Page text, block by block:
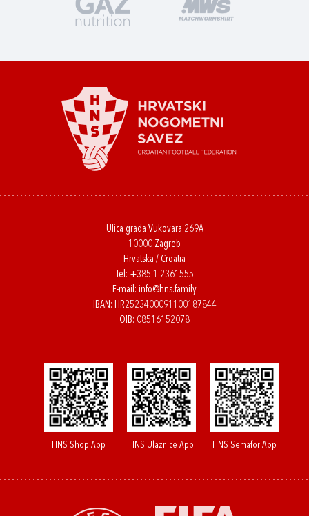
Ulica grada Vukovara 269A
10000 Zagreb
Hrvatska / Croatia
Tel: +385 1 2361555
E-mail: info@hns.family
IBAN: HR2523400091100187844
OIB: 08516152078
HNS Shop App HNS Ulaznice App HNS Semafor App